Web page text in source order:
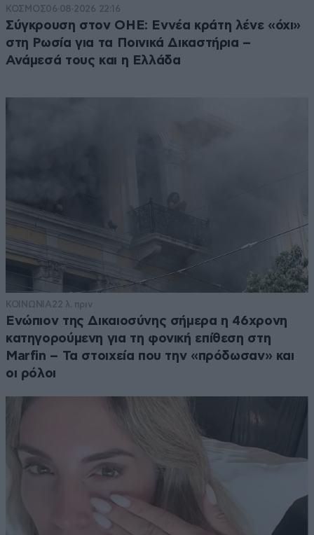
ΚΟΣΜΟΣ06·08·2026 22:16
Σύγκρουση στον ΟΗΕ: Εννέα κράτη λένε «όχι»
στη Ρωσία για τα Ποινικά Δικαστήρια –
Ανάμεσά τους και η Ελλάδα
ΚΟΙΝΩΝΙΑ22 λ. πριν
Ενώπιον της Δικαιοσύνης σήμερα η 46χρονη
κατηγορούμενη για τη φονική επίθεση στη
Marfin – Τα στοιχεία που την «πρόδωσαν» και
οι ρόλοι